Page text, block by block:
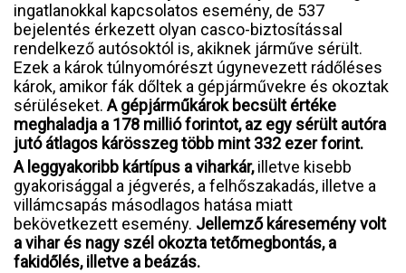
ingatlanokkal kapcsolatos esemény, de 537
bejelentés érkezett olyan casco-biztosítással
rendelkező autósoktól is, akiknek járműve sérült.
Ezek a károk túlnyomórészt úgynevezett rádőléses
károk, amikor fák dőltek a gépjárművekre és okoztak
sérüléseket. A gépjárműkárok becsült értéke
meghaladja a 178 millió forintot, az egy sérült autóra
jutó átlagos kárösszeg több mint 332 ezer forint.
A leggyakoribb kártípus a viharkár,illetve kisebb
gyakorisággal a jégverés, a felhőszakadás, illetve a
villámcsapás másodlagos hatása miatt
bekövetkezett esemény. Jellemző káresemény volt
a vihar és nagy szél okozta tetőmegbontás, a
fakidőlés, illetve a beázás.